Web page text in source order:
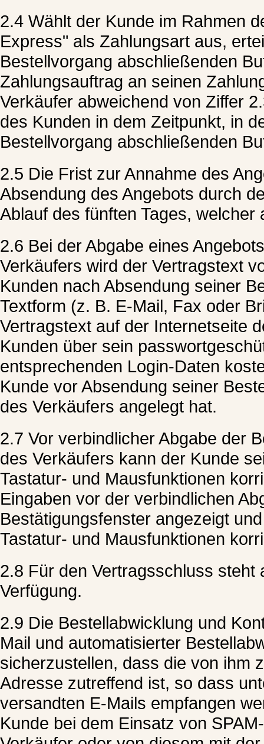
2.4 Wählt der Kunde im Rahmen
Express" als Zahlungsart aus,
Bestellvorgang abschließenden
Zahlungsauftrag an seinen
Verkäufer abweichend von Ziffer
des Kunden in dem Zeitpunkt, in
Bestellvorgang abschließenden
2.5 Die Frist zur Annahme des
Absendung des Angebots durch
Ablauf des fünften Tages,
2.6 Bei der Abgabe eines
Verkäufers wird der Vertragstext
Kunden nach Absendung seiner
Textform (z. B. E-Mail, Fax oder
Vertragstext auf der Internetseite
Kunden über sein
entsprechenden Login-Daten
Kunde vor Absendung seiner
des Verkäufers angelegt hat.
2.7 Vor verbindlicher Abgabe der
des Verkäufers kann der Kunde
Tastatur- und Mausfunktionen
Eingaben vor der verbindlichen
Bestätigungsfenster angezeigt
Tastatur- und Mausfunktionen
2.8 Für den Vertragsschluss
Verfügung.
2.9 Die Bestellabwicklung und
Mail und automatisierter
sicherzustellen, dass die von ihm
Adresse zutreffend ist, so dass
versandten E-Mails empfangen
Kunde bei dem Einsatz von